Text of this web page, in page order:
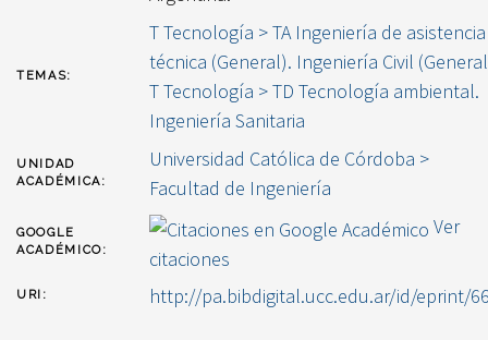
TEMAS:
T Tecnología > TA Ingeniería de asistencia
técnica (General). Ingeniería Civil
T Tecnología > TD Tecnología ambiental.
Ingeniería Sanitaria
UNIDAD
ACADÉMICA:
Universidad Católica de Córdoba >
Facultad de Ingeniería
GOOGLE
ACADÉMICO:
Ver
citaciones
URI: http://pa.bibdigital.ucc.edu.ar/id/eprint/